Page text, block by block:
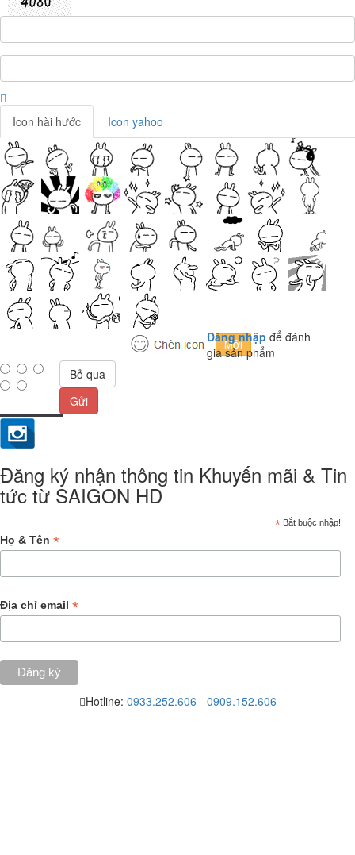
Icon hài hước Icon yahoo
Đăng nhập để đánh
giá sản phẩm
Bỏ qua
Gửi
Đăng ký nhận thông tin Khuyến mãi & Tin
tức từ SAIGON HD
* Bắt buộc nhập!
Họ & Tên *
Địa chỉ email *
Hotline: 0933.252.606 - 0909.152.606